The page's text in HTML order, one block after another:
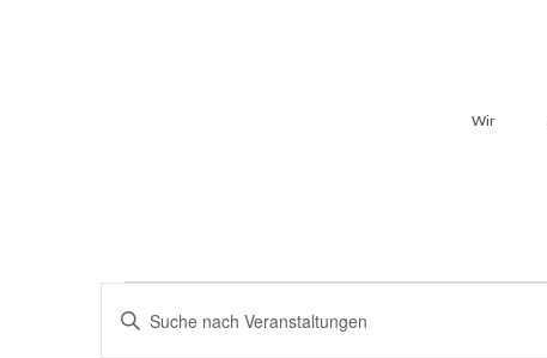
Wir
Veranstaltungen
Veranstaltungen
Bitte
Schlüsselwort